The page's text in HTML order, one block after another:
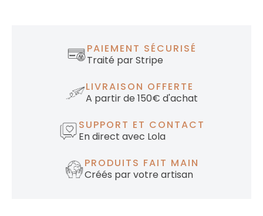
PAIEMENT SÉCURISÉ
Traité par Stripe
LIVRAISON OFFERTE
A partir de 150€ d'achat
SUPPORT ET CONTACT
En direct avec Lola
PRODUITS FAIT MAIN
Créés par votre artisan